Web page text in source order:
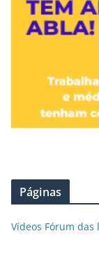
Páginas
Vídeos Fórum das